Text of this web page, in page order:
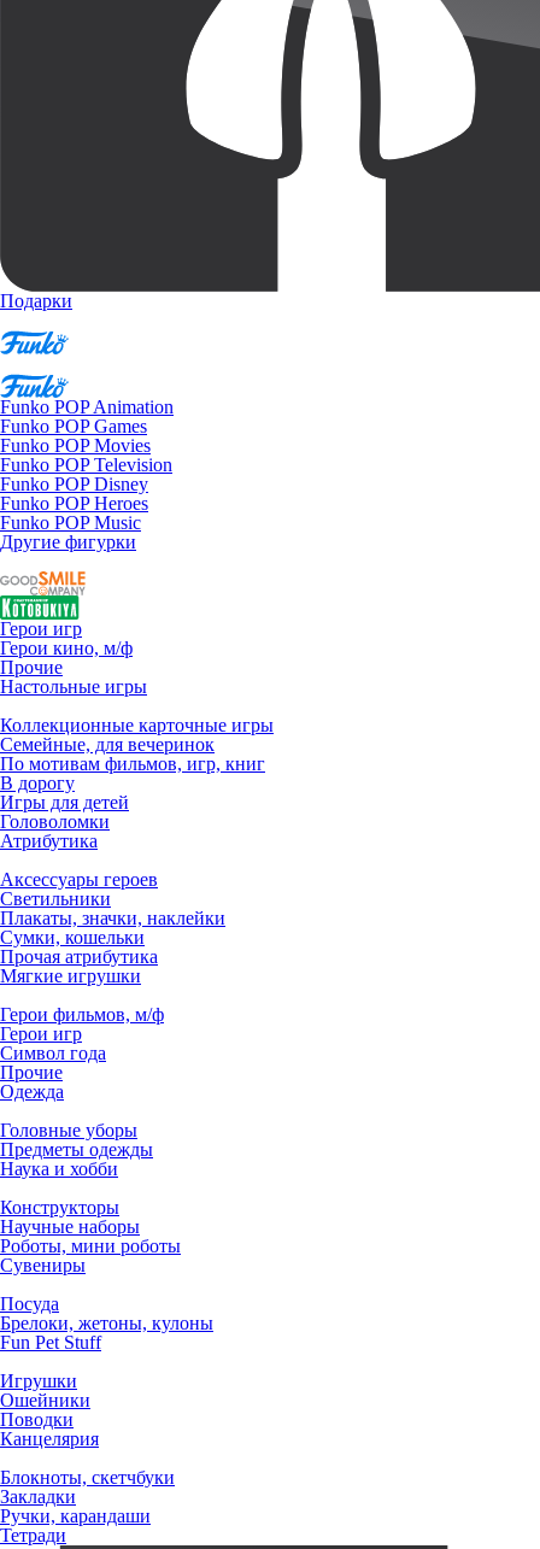
Подарки
Funko POP Animation
Funko POP Games
Funko POP Movies
Funko POP Television
Funko POP Disney
Funko POP Heroes
Funko POP Music
Другие фигурки
Герои игр
Герои кино, м/ф
Прочие
Настольные игры
Коллекционные карточные игры
Семейные, для вечеринок
По мотивам фильмов, игр, книг
В дорогу
Игры для детей
Головоломки
Атрибутика
Аксессуары героев
Светильники
Плакаты, значки, наклейки
Сумки, кошельки
Прочая атрибутика
Мягкие игрушки
Герои фильмов, м/ф
Герои игр
Символ года
Прочие
Одежда
Головные уборы
Предметы одежды
Наука и хобби
Конструкторы
Научные наборы
Роботы, мини роботы
Сувениры
Посуда
Брелоки, жетоны, кулоны
Fun Pet Stuff
Игрушки
Ошейники
Поводки
Канцелярия
Блокноты, скетчбуки
Закладки
Ручки, карандаши
Тетради